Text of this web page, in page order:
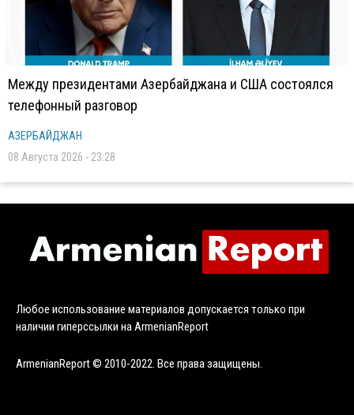
Между президентами Азербайджана и США состоялся
телефонный разговор
АЗЕРБАЙДЖАН
08 Августа 2026 - 23:28
Любое использование материалов допускается только при
наличии гиперссылки на ArmenianReport
ArmenianReport © 2010-2022. Все права защищены.